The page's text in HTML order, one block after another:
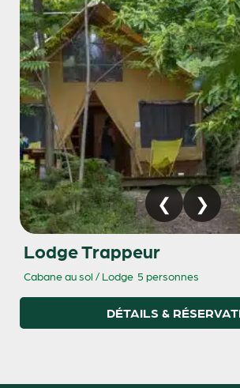
Lodge Trappeur
Cabane au sol / Lodge 5 personnes
DÉTAILS &